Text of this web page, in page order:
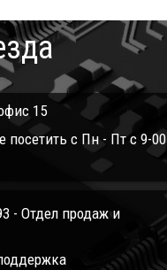
15
с Пн - Пт с 9-00
- Отдел продаж и